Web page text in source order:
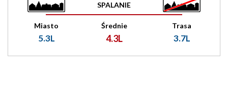
SPALANIE
Miasto
5.3L
Średnie
4.3L
Trasa
3.7L